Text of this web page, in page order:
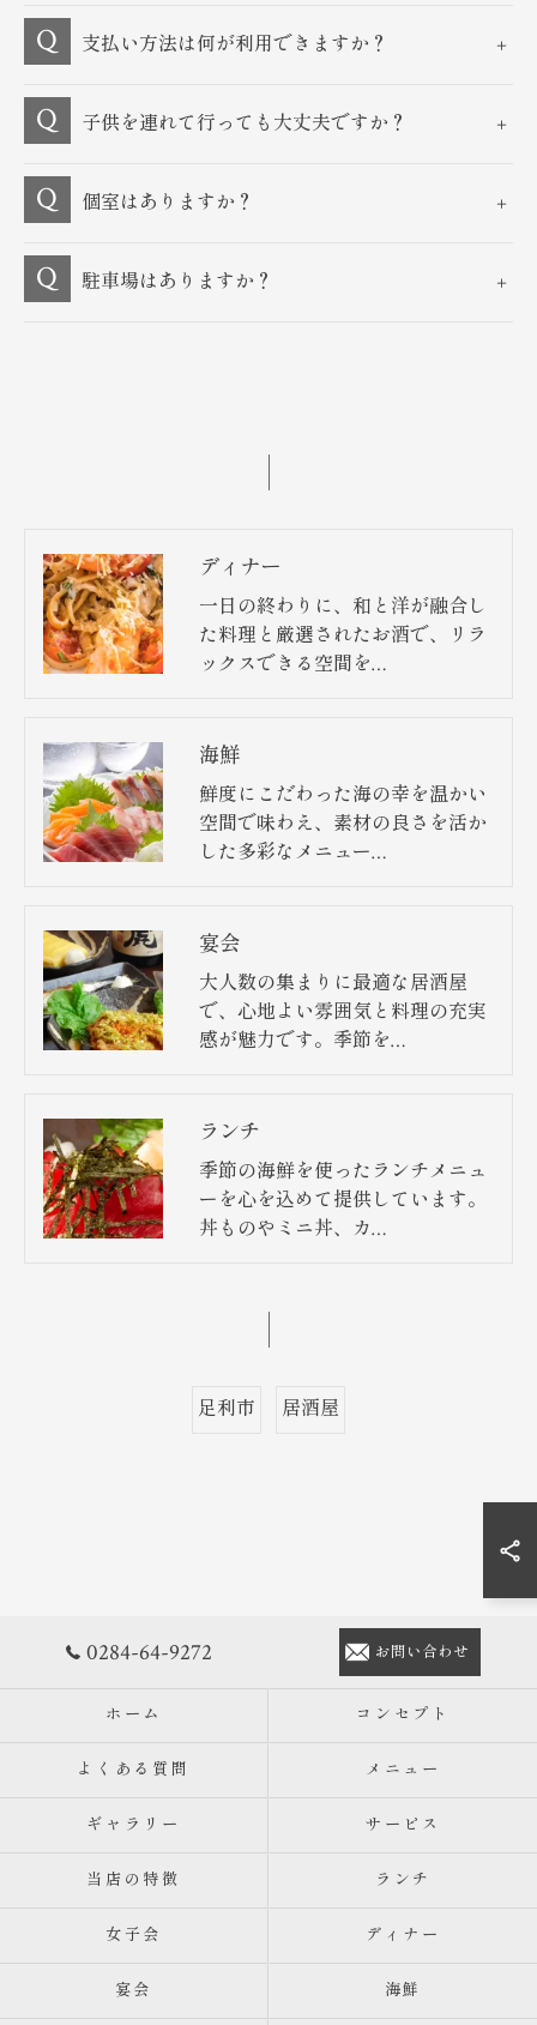
支払い方法は何が利用できますか？
子供を連れて行っても大丈夫ですか？
個室はありますか？
駐車場はありますか？
ディナー
一日の終わりに、和と洋が融合し
た料理と厳選されたお酒で、リラ
ックスできる空間を…
海鮮
鮮度にこだわった海の幸を温かい
空間で味わえ、素材の良さを活か
した多彩なメニュー…
宴会
大人数の集まりに最適な居酒屋
で、心地よい雰囲気と料理の充実
感が魅力です。季節を…
ランチ
季節の海鮮を使ったランチメニュ
ーを心を込めて提供しています。
丼ものやミニ丼、カ…
足利市 居酒屋
0284-64-9272 お問い合わせ
ホーム コンセプト
よくある質問 メニュー
ギャラリー サービス
当店の特徴 ランチ
女子会 ディナー
宴会 海鮮
お問い合わせはこちら